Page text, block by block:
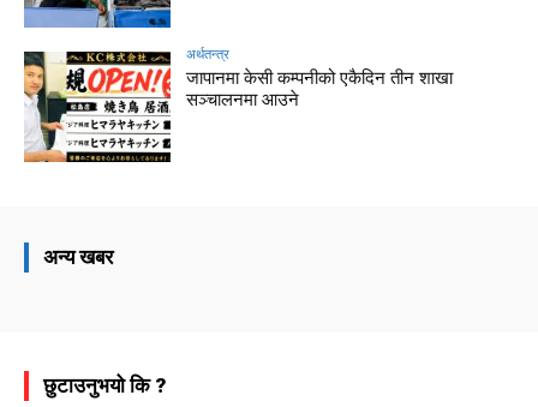
अर्थतन्त्र
जापानमा केसी कम्पनीको एकैदिन तीन शाखा
सञ्चालनमा आउने
अन्य खबर
छुटाउनुभयो कि ?